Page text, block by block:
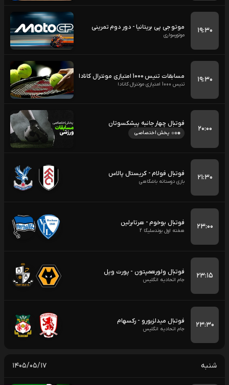
۱۹:۳۰ موتو جی پی بریتانیا - دور دوم تمرینی
موتورسواری
۱۹:۳۰ مسابقات تنیس 1000 امتیازی مونترال کانادا
تنیس 1000 امتیازی مونترال کانادا
۲۰:۰۰
فوتبال چهار جانبه پیشکسوتان
پخش اختصاصی
۲۱:۳۰ فوتبال فولام - کریستال پالاس
بازی دوستانه باشگاهی
۲۳:۰۰ فوتبال بوخوم - هرتابرلین
هفته اول بوندسلیگا 2
۲۳:۱۵ فوتبال ولورهمپتون - پورت ویل
جام اتحادیه انگلیس
۲۳:۳۰ فوتبال میدلزبورو - رکسهام
جام اتحادیه انگلیس
شنبه ۱۴۰۵/۰۵/۱۷